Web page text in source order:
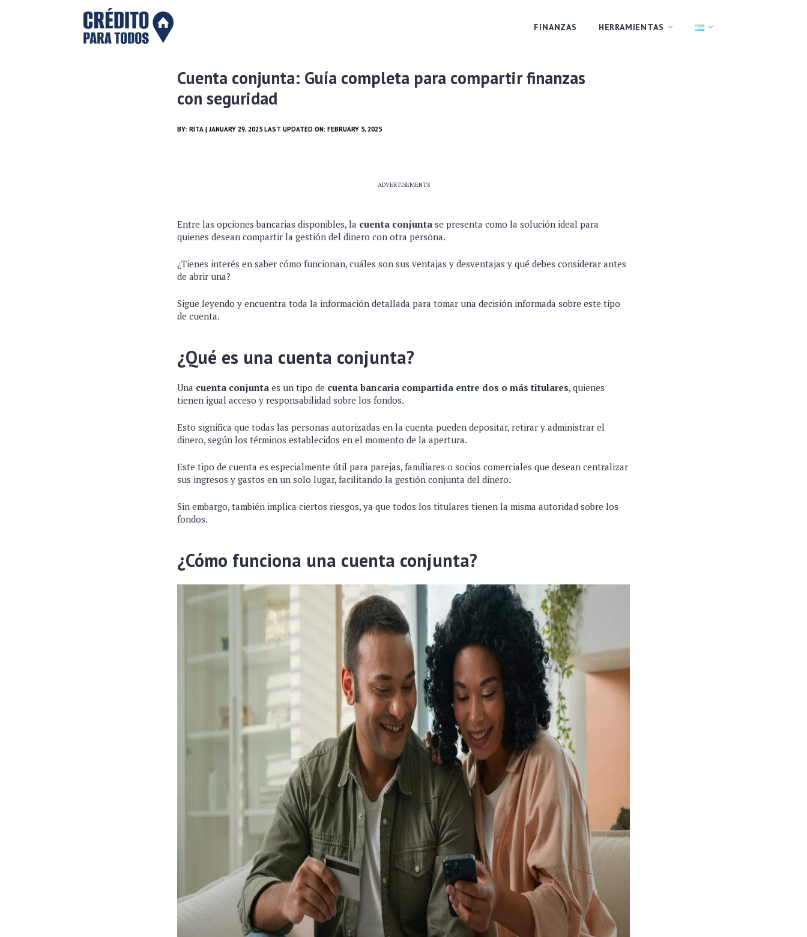
FINANZAS HERRAMIENTAS
Cuenta conjunta: Guía completa para compartir finanzas
con seguridad
BY: RITA | JANUARY 29, 2025 LAST UPDATED ON: FEBRUARY 5, 2025
ADVERTISEMENTS
Entre las opciones bancarias disponibles, la cuenta conjunta se presenta como la solución ideal para
quienes desean compartir la gestión del dinero con otra persona.
¿Tienes interés en saber cómo funcionan, cuáles son sus ventajas y desventajas y qué debes considerar antes
de abrir una?
Sigue leyendo y encuentra toda la información detallada para tomar una decisión informada sobre este tipo
de cuenta.
¿Qué es una cuenta conjunta?
Una cuenta conjunta es un tipo de cuenta bancaria compartida entre dos o más titulares, quienes
tienen igual acceso y responsabilidad sobre los fondos.
Esto significa que todas las personas autorizadas en la cuenta pueden depositar, retirar y administrar el
dinero, según los términos establecidos en el momento de la apertura.
Este tipo de cuenta es especialmente útil para parejas, familiares o socios comerciales que desean centralizar
sus ingresos y gastos en un solo lugar, facilitando la gestión conjunta del dinero.
Sin embargo, también implica ciertos riesgos, ya que todos los titulares tienen la misma autoridad sobre los
fondos.
¿Cómo funciona una cuenta conjunta?